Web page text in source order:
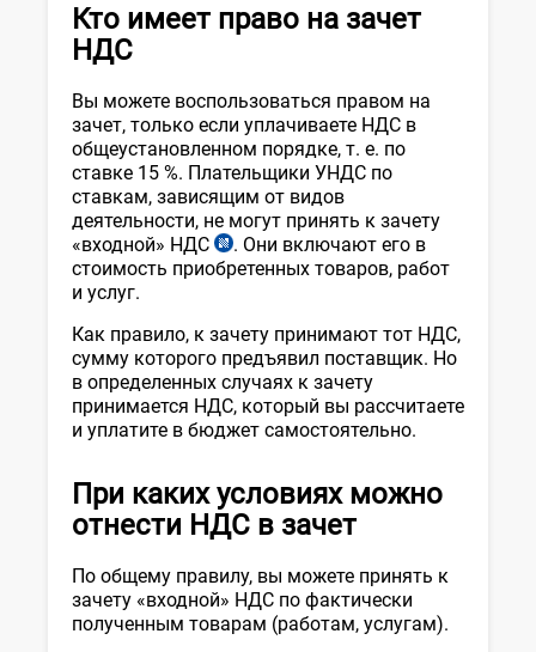
Кто имеет право на зачет
НДС
Вы можете воспользоваться правом на
зачет, только если уплачиваете НДС в
общеустановленном порядке, т. е. по
ставке 15 %. Плательщики УНДС по
ставкам, зависящим от видов
деятельности, не могут принять к зачету
«входной» НДС
ст.
226-
. Они включают его в
стоимость приобретенных товаров, работ
и услуг.
Как правило, к зачету принимают тот НДС,
сумму которого предъявил поставщик. Но
в определенных случаях к зачету
принимается НДС, который вы рассчитаете
и уплатите в бюджет самостоятельно.
При каких условиях можно
отнести НДС в зачет
По общему правилу, вы можете принять к
зачету «входной» НДС по фактически
полученным товарам (работам, услугам).